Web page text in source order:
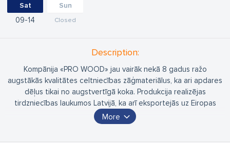
Sat
09 14
Sun
Closed
Description:
Kompānija «PRO WOOD» jau vairāk nekā 8 gadus ražo
augstākās kvalitātes celtniecības zāģmateriālus, ka ari apdares
dēļus tikai no augstvertīgā koka. Produkcija realizējas
tirdzniecības laukumos Latvijā, ka arī eksportejās uz Eiropas
tirgu.
More